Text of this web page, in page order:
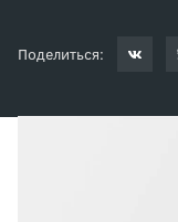
Поделиться: